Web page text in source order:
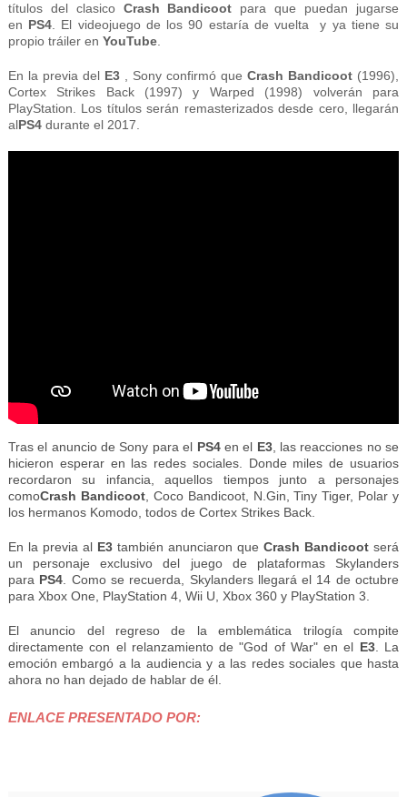
títulos del clasico Crash Bandicoot para que puedan jugarse
en PS4 . El videojuego de los 90 estaría de vuelta y ya tiene su
propio tráiler en YouTube.
En la previa del E3 , Sony confirmó queCrash Bandicoot (1996),
Cortex Strikes Back (1997) y Warped (1998)
volverán para
PlayStation. Los títulos serán remasterizados desde cero, llegarán
alPS4 durante el 2017.
Tras el anuncio de Sony para el PS4en el E3, las reacciones no se
hicieron esperar en las redes sociales. Donde miles de usuarios
recordaron su infancia, aquellos tiempos junto a personajes
comoCrash Bandicoot, Coco Bandicoot, N.Gin, Tiny Tiger, Polar y
los hermanos Komodo, todos de Cortex Strikes Back.
En la previa al E3también anunciaron queCrash Bandicoot será
un personaje exclusivo del juego de plataformas Skylanders
para PS4 . Como se recuerda, Skylanders llegará el 14 de octubre
para Xbox One, PlayStation 4, Wii U, Xbox 360 y PlayStation 3.
El anuncio del regreso de la emblemática trilogía compite
directamente con el relanzamiento de "God of War" en el E3. La
emoción embargó a la audiencia y a las redes sociales que hasta
ahora no han dejado de hablar de él.
ENLACE PRESENTADO POR: